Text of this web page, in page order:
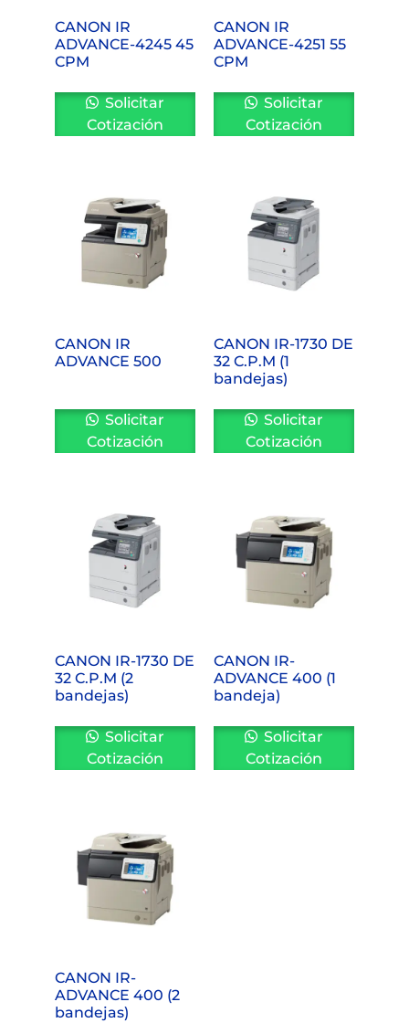
CANON IR
ADVANCE-4245 45
CPM
Solicitar
Cotización
CANON IR
ADVANCE-4251 55
CPM
Solicitar
Cotización
CANON IR
ADVANCE 500
Solicitar
Cotización
CANON IR-1730 DE
32 C.P.M (1
bandejas)
Solicitar
Cotización
CANON IR-1730 DE
32 C.P.M (2
bandejas)
Solicitar
Cotización
CANON IR-
ADVANCE 400 (1
bandeja)
Solicitar
Cotización
CANON IR-
ADVANCE 400 (2
bandejas)